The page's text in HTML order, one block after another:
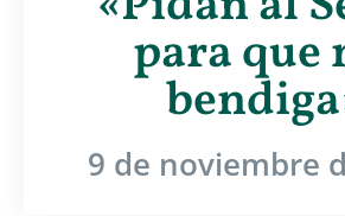
para que
9 de noviembre